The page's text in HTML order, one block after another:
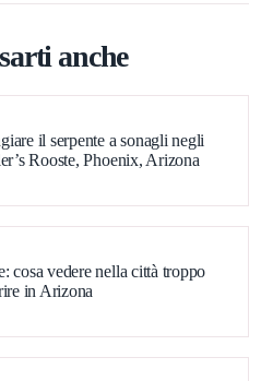
anche
il serpente a sonagli negli
Rooste, Phoenix, Arizona
cosa vedere nella città troppo
in Arizona